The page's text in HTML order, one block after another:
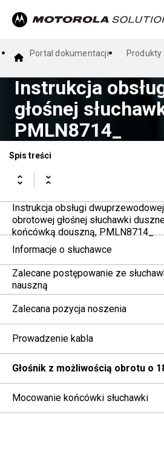
Portal dokumentacji Produkty
Instrukcja
głośnej
PMLN8714_
Spis treści
Instrukcja obsługi dwuprzewodowej
obrotowej głośnej słuchawki
końcówką douszną, PMLN8714_
Informacje o słuchawce
Zalecane postępowanie ze
nauszną
Zalecana pozycja noszenia
Prowadzenie kabla
Głośnik z możliwością obrotu o
Mocowanie końcówki słuchawki